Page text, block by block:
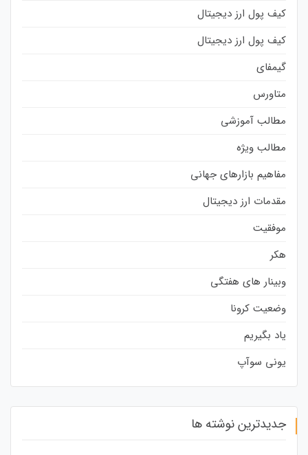
کیف پول ارز دیجیتال
کیف پول ارز دیجیتال
گیمفای
متاورس
مطالب آموزشی
مطالب ویژه
مفاهیم بازارهای جهانی
مقدمات ارز دیجیتال
موفقیت
هکر
وبینار های هفتگی
وضعیت کرونا
یاد بگیریم
یونی سوآپ
جدیدترین نوشته ها